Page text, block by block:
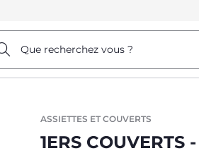
Que recherchez vous ?
ASSIETTES ET COUVERTS
1ERS COUVERTS